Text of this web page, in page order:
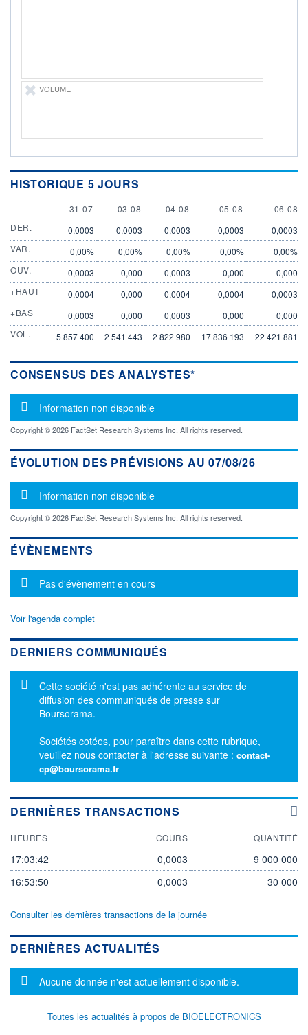
DERNIER
ÉCHANGE
Non éligible
VOLUME
HISTORIQUE 5 JOURS
31 JULY
31-07 3 AUGUST
03-08 4 AUGUST
04-08 5 AUGUST
05-08 6
06-08
DER.
0,0003 0,0003 0,0003 0,0003
0,0003
VAR.
0,00% 0,00% 0,00% 0,00%
0,00%
OUV.
0,0003 0,000 0,0003 0,000
0,000
+HAUT
0,0004 0,000 0,0004 0,0004
0,0003
+BAS
0,0003 0,000 0,0003 0,000
0,000
VOL.
5 857 400 2 541 443 2 822 980 17 836 193 22 421 881
CONSENSUS DES ANALYSTES*
Message d'information
Information non disponible
Copyright © 2026 FactSet Research Systems Inc. All rights reserved.
ÉVOLUTION DES PRÉVISIONS AU 07/08/26
Message d'information
Information non disponible
Copyright © 2026 FactSet Research Systems Inc. All rights reserved.
ÉVÈNEMENTS
Message d'information
Pas d'évènement en cours
Voir l'agenda complet
DERNIERS COMMUNIQUÉS
Message d'information
Cette société n'est pas adhérente au service de
diffusion des communiqués de presse sur
Boursorama.
Sociétés cotées, pour paraître dans cette rubrique,
veuillez nous contacter à l'adresse suivante : contact-
cp@boursorama.fr
DERNIÈRES TRANSACTIONS
HEURES COURS QUANTITÉ
17:03:42 0,0003
9 000 000
16:53:50
0,0003 30 000
Consulter les dernières transactions de la journée
DERNIÈRES ACTUALITÉS
Message d'information
Aucune donnée n'est actuellement disponible.
Toutes les actualités à propos de BIOELECTRONICS